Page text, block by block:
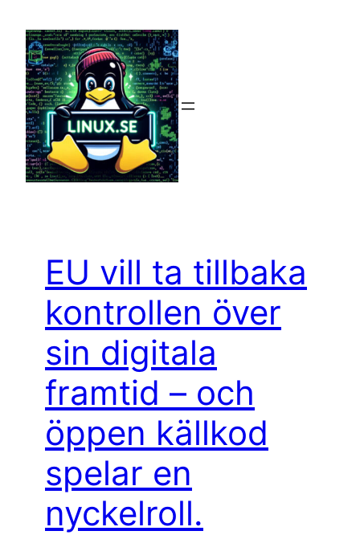
innehåll
EU vill ta tillbaka
kontrollen över
sin digitala
framtid – och
öppen källkod
spelar en
nyckelroll.